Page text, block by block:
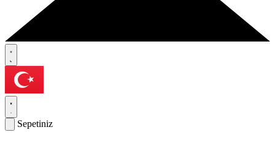
Sepetiniz